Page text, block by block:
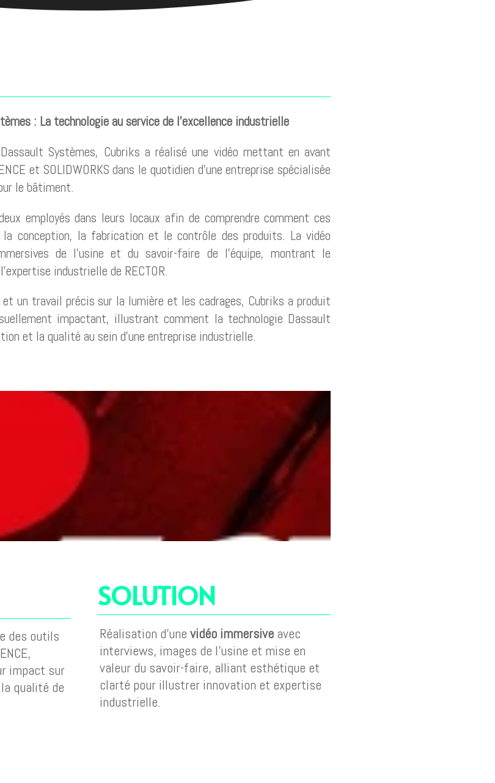
: La technologie au service de l’excellence industrielle
Systèmes, Cubriks a réalisé une vidéo mettant en avant
et SOLIDWORKS dans le quotidien d’une entreprise spécialisée
le bâtiment.
employés dans leurs locaux afin de comprendre comment ces
conception, la fabrication et le contrôle des produits. La vidéo
de l’usine et du savoir-faire de l’équipe, montrant le
industrielle de RECTOR.
un travail précis sur la lumière et les cadrages, Cubriks a produit
impactant, illustrant comment la technologie Dassault
et la qualité au sein d’une entreprise industrielle.
des outils
impact sur
qualité de
SOLUTION
Réalisation d’unevidéo immersive avec
interviews, images de l’usine et mise en
valeur du savoir-faire, alliant esthétique et
clarté pour illustrer innovation et expertise
industrielle.